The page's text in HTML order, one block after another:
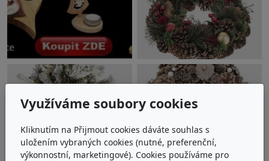
Využíváme soubory cookies
Kliknutím na Přijmout cookies dáváte souhlas s
uložením vybraných cookies (nutné, preferenční,
výkonnostní, marketingové). Cookies používáme pro